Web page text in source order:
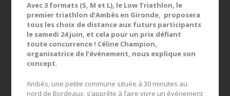
Avec 3 formats (S, M et L), le Low Triathlon, le
premier triathlon d’Ambès en Gironde, proposera
tous les choix de distance aux futurs participants
le samedi 24 juin, et cela pour un prix défiant
toute concurrence ! Céline Champion,
organisatrice de l’événement, nous explique son
concept.
Ambès, une petite commune située à 30 minutes au
nord de Bordeaux, s’apprête à faire vivre un événement